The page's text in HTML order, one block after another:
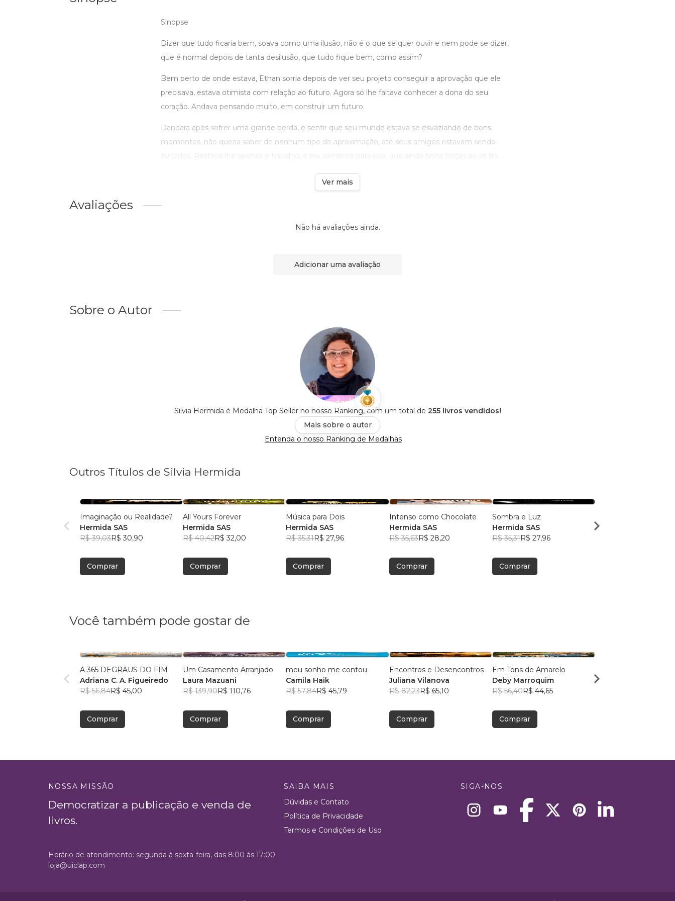
Sinopse
Dizer que tudo ficaria bem, soava como uma ilusão, não é o que se quer ouvir e nem pode se dizer,
que é normal depois de tanta desilusão, que tudo fique bem, como assim?
Bem perto de onde estava, Ethan sorria depois de ver seu projeto conseguir a aprovação que ele
precisava, estava otimista com relação ao futuro. Agora só lhe faltava conhecer a dona do seu
coração. Andava pensando muito, em construir um futuro.
Dandara após sofrer uma grande perda, e sentir que seu mundo estava se esvaziando de bons
momentos, não queria saber de nenhum tipo de aproximação, até seus amigos estavam sendo
evitados. Restava-lhe apenas o trabalho, e era somente para isso, que ainda tinha forças ao se lev ...
Ver mais
Avaliações
Não há avaliações ainda.
Adicionar uma avaliação
Sobre o Autor
Silvia Hermida é Medalha Top Seller no nosso Ranking, com um total de 255 livros vendidos!
Mais sobre o autor
Entenda o nosso Ranking de Medalhas
Outros Títulos de Silvia Hermida
Imaginação ou Realidade?
Hermida SAS
R$ 39,03R$ 30,90
Comprar
All Yours Forever
Hermida SAS
R$ 40,42R$ 32,00
Comprar
Música para Dois
Hermida SAS
R$ 35,31R$ 27,96
Comprar
Intenso como Chocolate
Hermida SAS
R$ 35,63R$ 28,20
Comprar
Sombra e Luz
Hermida SAS
R$ 35,31R$ 27,96
Comprar
Hermida SAS
Você também pode gostar de
A 365 DEGRAUS DO FIM
Adriana C. A. Figueiredo
R$ 56,84R$ 45,00
Comprar
Um Casamento Arranjado
Laura Mazuani
R$ 139,90R$ 110,76
Comprar
meu sonho me contou
Camila Haik
R$ 57,84R$ 45,79
Comprar
Encontros e Desencontros
Juliana Vilanova
R$ 82,23R$ 65,10
Comprar
Em Tons de Amarelo
Deby Marroquim
R$ 56,40R$ 44,65
Comprar
Maurício de Souza
NOSSA MISSÃO
Democratizar a publicação e venda de
livros.
SAIBA MAIS
Dúvidas e Contato
Política de Privacidade
Termos e Condições de Uso
SIGA-NOS
Horário de atendimento: segunda à sexta-feira, das 8:00 às 17:00
loja@uiclap.com